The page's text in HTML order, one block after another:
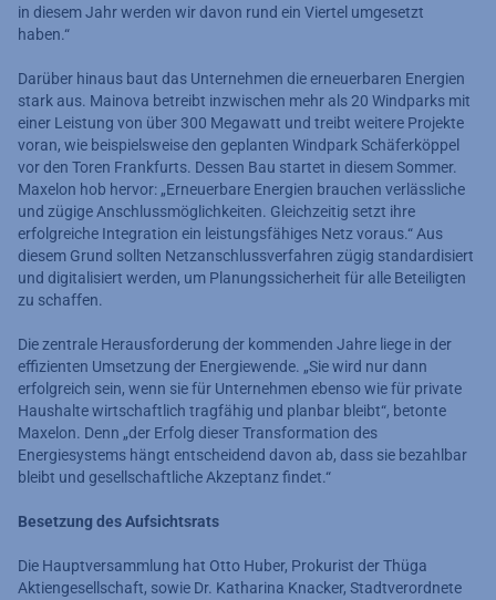
in diesem Jahr werden wir davon rund ein Viertel umgesetzt
haben.“
Darüber hinaus baut das Unternehmen die erneuerbaren Energien
stark aus. Mainova betreibt inzwischen mehr als 20 Windparks mit
einer Leistung von über 300 Megawatt und treibt weitere Projekte
voran, wie beispielsweise den geplanten Windpark Schäferköppel
vor den Toren Frankfurts. Dessen Bau startet in diesem Sommer.
Maxelon hob hervor: „Erneuerbare Energien brauchen verlässliche
und zügige Anschlussmöglichkeiten. Gleichzeitig setzt ihre
erfolgreiche Integration ein leistungsfähiges Netz voraus.“ Aus
diesem Grund sollten Netzanschlussverfahren zügig standardisiert
und digitalisiert werden, um Planungssicherheit für alle Beteiligten
zu schaffen.
Die zentrale Herausforderung der kommenden Jahre liege in der
effizienten Umsetzung der Energiewende. „Sie wird nur dann
erfolgreich sein, wenn sie für Unternehmen ebenso wie für private
Haushalte wirtschaftlich tragfähig und planbar bleibt“, betonte
Maxelon. Denn „der Erfolg dieser Transformation des
Energiesystems hängt entscheidend davon ab, dass sie bezahlbar
bleibt und gesellschaftliche Akzeptanz findet.“
Besetzung des Aufsichtsrats
Die Hauptversammlung hat Otto Huber, Prokurist der Thüga
Aktiengesellschaft, sowie Dr. Katharina Knacker, Stadtverordnete